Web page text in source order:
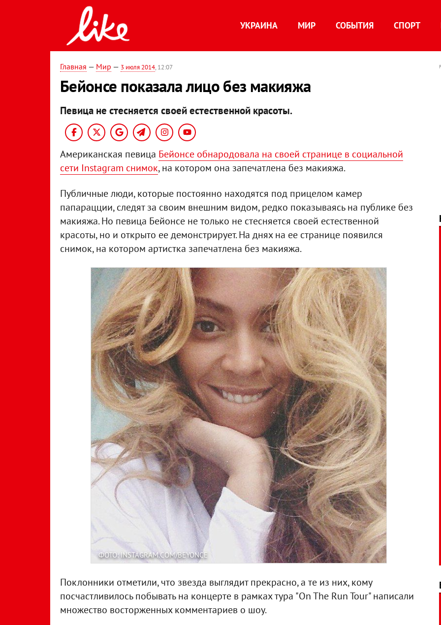
УКРАИНА МИР СОБЫТИЯ СПОРТ
Главная — Мир — 3 июля 2014, 12:07
Бейонсе показала лицо без макияжа
Певица не стесняется своей естественной красоты.
Американская певица Бейонсе обнародовала на своей странице в социальной
сети Instagram снимок, на котором она запечатлена без макияжа.
Публичные люди, которые постоянно находятся под прицелом камер
папарацции, следят за своим внешним видом, редко показываясь на публике без
макияжа. Но певица Бейонсе не только не стесняется своей естественной
красоты, но и открыто ее демонстрирует. На днях на ее странице появился
снимок, на котором артистка запечатлена без макияжа.
ФОТО: INSTAGRAM.COM/BEYONCE
Поклонники отметили, что звезда выглядит прекрасно, а те из них, кому
посчастливилось побывать на концерте в рамках тура "On The Run Tour" написали
множество восторженных комментариев о шоу.